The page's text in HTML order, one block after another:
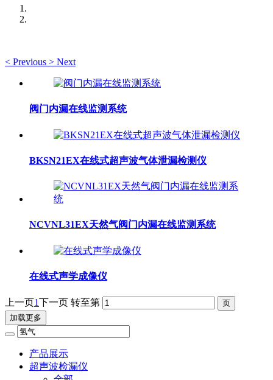
< Previous > Next
阀门内漏在线监测系统
BKSN21EX在线式超声波气体泄漏检测仪
NCVNL31EX天然气阀门内漏在线监测系统
在线式声学成像仪
上一页1下一页 转至第
加载更多
产品展示
超声波检漏仪